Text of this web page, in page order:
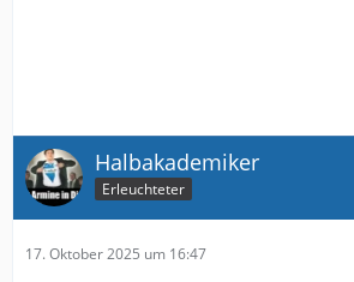
Halbakademiker
Erleuchteter
17. Oktober 2025 um 16:47